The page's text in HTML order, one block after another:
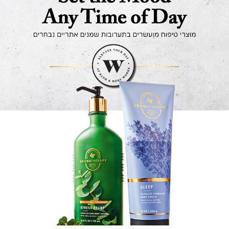
ותמציות צמחי מרפא. שילובם של אלו בשגרת היומיום יכולה להרים
את מצב הרוח, להקל על כאבים, להפחית מתח ולסייע ברגיעה.
שימוש במוצרי ארומתרפיה יכול גם לתרום רבות לבריאות העור.
שמנים טבעיים רבים מכילים תכונות אנטי-בקטריאליות
ואנטי-דלקתיות, המתאימות במיוחד לטיפוח עור רגיש או מגורה,
הנוטה לאדמומיות ואי נוחות. רבים מהם כוללים תכונות נוגדות
חמצון, וכך הם למעשה מוצרי אנטי-אייג'ינג שיצר הטבע. מוצרי
ארומתרפיה מעניקים לחות טבעית כמו שהעור שלכם אוהב, ויכולים
לסייע בויסות ואיזון שמנוניות בעור. כל שמן
ניחן באיכויות ריפוי ייחודיות, ושילובם של שמנים שונים יחד
לתערובת אחת, הופכת אותם לכוח על מנצח. למשל, שמן קוקוס
מסייע לחידוש תאי העור, מונע יובש, ושומר עליו רך וחיוני. שמן
ברגמוט ניחן בתכונות עפיצות מטהרות, התורמות לניקוי וחיטוי יסודי.
תוכלו למצוא כאן גם מוצרי ארומתרפיה היוצרים את השילוב המופלא
בין אקליפטוס ללבנדר, התורמים לרגיעה והרפיית השרירים.
ארומתרפיה לבישום ולטיפוח הגוף
סדרת מוצרי הארומתרפיה שלנו מחולקת לשתי קטגוריות עיקריות –
מוצרי ארמותרפיה לטיפוח הגוף, ומוצרי ארומתרפיה לבישום. לטיפוח
הגוף תוכלו למצוא כאן למשל תחליב גוף מזין שיספק לעורכם לחות
לאורך כל היום, פילינג מלח חיוני למגע עור רך ורענן, ושמן גוף מלחך
המתאים גם לעיסוי מרגיע ומפנק. בתחום הבישום, תוכלו למצוא כאן